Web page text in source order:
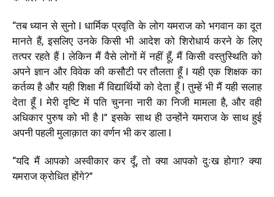
“तब ध्यान से सुनो l धार्मिक प्रवृति के लोग यमराज को भगवान का दूत
मानते हैं, इसलिए उनके किसी भी आदेश को शिरोधार्य करने के लिए
तत्पर रहते हैं l लेकिन मैं वैसे लोगों में नहीं हूँ, मैं किसी वस्तुस्थिति को
अपने ज्ञान और विवेक की कसौटी पर तौलता हूँ l यही एक शिक्षक का
कर्तव्य है और यही शिक्षा मैं विद्यार्थियों को देता हूँ l तुम्हें भी मैं यही सलाह
देता हूँ l मेरी दृष्टि में पति चुनना नारी का निजी मामला है, और वही
अधिकार पुरुष को भी है l” इसके साथ ही उन्होंने यमराज के साथ हुई
अपनी पहली मुलाक़ात का वर्णन भी कर डाला l
“यदि मैं आपको अस्वीकार कर दूँ, तो क्या आपको दुःख होगा? क्या
यमराज क्रोधित होंगे?”